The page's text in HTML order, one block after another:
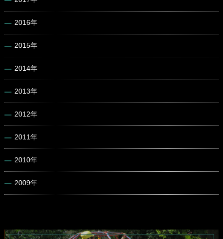
2016年
2015年
2014年
2013年
2012年
2011年
2010年
2009年